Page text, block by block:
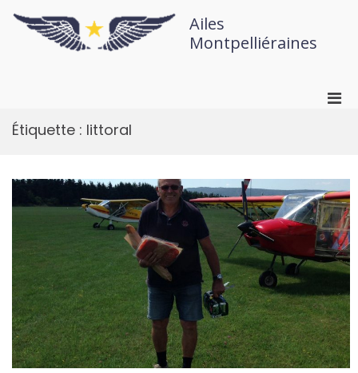
Ailes
Montpelliéraines
Étiquette : littoral